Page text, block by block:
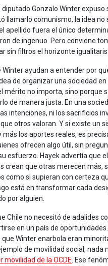
diputado Gonzalo Winter
llamarlo comunismo, la idea
apellido fuera el único
de ingenuo. Pero conviene
sin filtros el horizonte
Winter ayudan a entender por
de organizar una sociedad
mérito no importa, sino porque
de manera justa. En una
intenciones, ni los sacrificios
otros valoran. Y si existe un
más los aportes reales, es
ofrecen algo útil, sin
esfuerzo. Hayek advertía que
crean que otras merecen más,
como si supieran con certeza
está en transformar cada
por alguien.
Chile no necesitó de adalides
en un país de
Winter enarbola eran
de movilidad social, nada
movilidad de la OCDE . Ese